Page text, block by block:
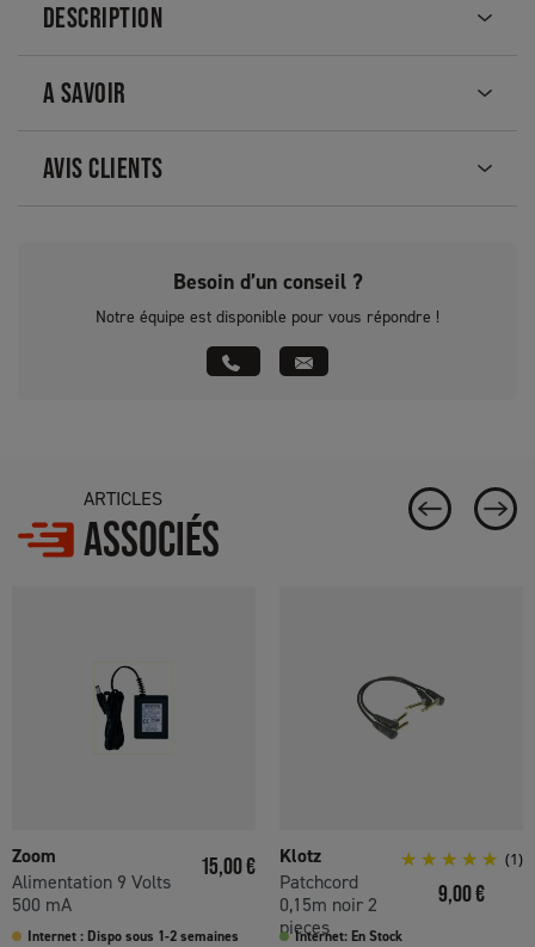
DESCRIPTION
A SAVOIR
AVIS CLIENTS
Besoin d’un conseil ?
Notre équipe est disponible pour vous répondre !
ARTICLES
ASSOCIÉS
Zoom
Alimentation 9 Volts
500 mA
Prix
15,00 €
Internet : Dispo sous 1-2 semaines
Klotz
Patchcord
0,15m noir 2
pieces
(1)
Prix
9,00 €
Internet: En Stock